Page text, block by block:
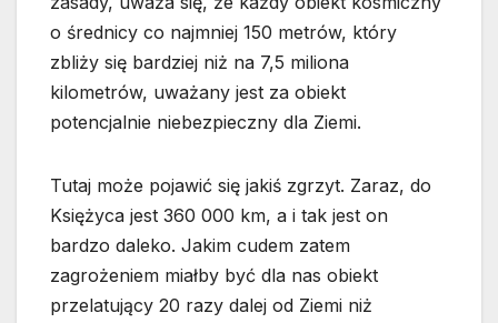
o średnicy co najmniej 150 metrów, który
zbliży się bardziej niż na 7,5 miliona
kilometrów, uważany jest za obiekt
potencjalnie niebezpieczny dla Ziemi.
Tutaj może pojawić się jakiś zgrzyt. Zaraz, do
Księżyca jest 360 000 km, a i tak jest on
bardzo daleko. Jakim cudem zatem
zagrożeniem miałby być dla nas obiekt
przelatujący 20 razy dalej od Ziemi niż